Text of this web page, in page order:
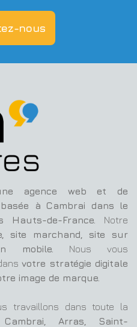
nous
agence web et de
à Cambrai dans le
Hauts-de-France. Notre
site marchand, site sur
mobile.
Nous vous
votre stratégie digitale
image de marque.
travaillons dans toute la
Cambrai, Arras, Saint-